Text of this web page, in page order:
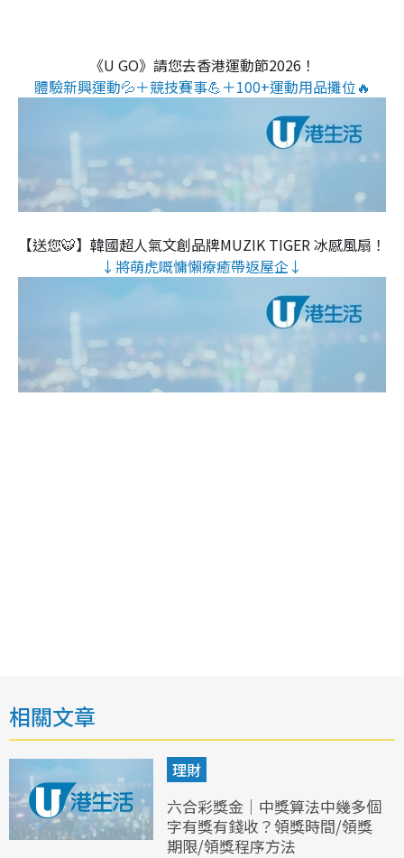
《U GO》請您去香港運動節2026！
體驗新興運動💦＋競技賽事💪＋100+運動用品攤位🔥
【送您🐯】韓國超人氣文創品牌MUZIK TIGER 冰感風扇！
↓將萌虎嘅慵懶療癒帶返屋企↓
相關文章
理財
六合彩獎金｜中獎算法中幾多個
字有獎有錢收？領獎時間/領獎
期限/領獎程序方法